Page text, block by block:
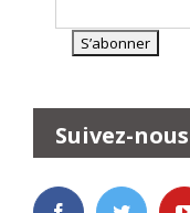
Suivez-nous